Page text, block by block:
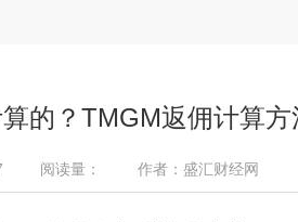
的？TMGM返佣计算方
阅读量： 作者：盛汇财经网